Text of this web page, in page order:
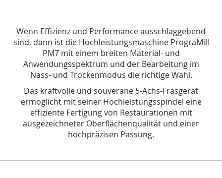
Wenn Effizienz und Performance ausschlaggebend
sind, dann ist die Hochleistungsmaschine PrograMill
PM7 mit einem breiten Material- und
Anwendungsspektrum und der Bearbeitung im
Nass- und Trockenmodus die richtige Wahl.
Das kraftvolle und souveräne 5-Achs-Fräsgerät
ermöglicht mit seiner Hochleistungsspindel eine
effiziente Fertigung von Restaurationen mit
ausgezeichneter Oberflächenqualität und einer
hochpräzisen Passung.